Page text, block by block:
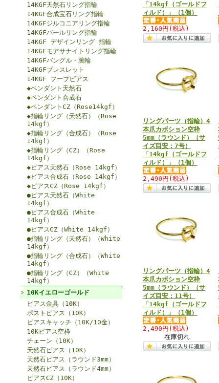
14KGF天然石リング指輪
14KGF合成宝石リング指輪
14KGFジルコニアリング指輪
14KGFパールリング指輪
14KGF デザインリング 指輪
14KGFモアサナイトリング指輪
14KGFバングル・腕輪
14KGFブレスレット
14KGF フープピアス
◆ペンダント天然石
◆ペンダント合成石
◆ペンダントCZ（Rose14kgf）
◆指輪リング（天然石）（Rose
14kgf）
◆指輪リング（合成石）（Rose
14kgf）
◆指輪リング（CZ）（Rose
14kgf）
◆ピアス天然石（Rose 14kgf）
◆ピアス合成石（Rose 14kgf）
◆ピアスCZ（Rose 14kgf）
●ピアス天然石（White
14kgf）
●ピアス合成石（White
14kgf）
●ピアスCZ（White 14kgf）
●指輪リング（天然石）（White
14kgf）
●指輪リング（合成石）（White
14kgf）
●指輪リング（CZ）（White
14kgf）
10Kイエローゴールド
ピアス金具（10K）
ポストピアス（10K）
ピアスキャッチ（10K/10金）
10Kピアス空枠
チェーン（10K）
天然石ピアス（10K）
天然石ピアス（ラウンド3mm）
天然石ピアス（ラウンド4mm）
ピアスCZ（10K）
「14kgf（ゴールドフ
ィルド）」（1個）
2,160円 (税込)
リングパーツ（指輪）4
本爪カボション空枠
5mm（ラウンド）（サ
イズ目安：7号）
「14kgf（ゴールドフ
ィルド）」（1個）
2,490円 (税込)
リングパーツ（指輪）4
本爪カボション空枠
5mm（ラウンド）（サ
イズ目安：11号）
「14kgf（ゴールドフ
ィルド）」（1個）
2,490円 (税込)
在庫切れ